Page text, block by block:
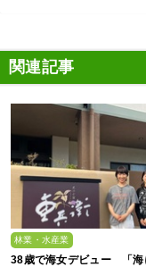
関連記事
林業・水産業
38歳で海女デビュー 「海